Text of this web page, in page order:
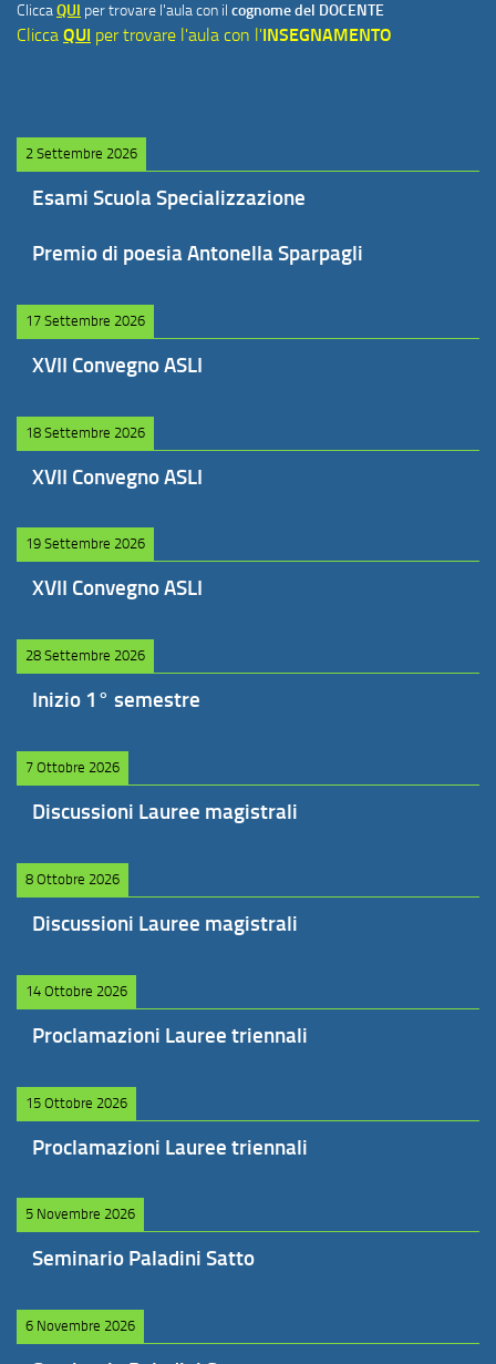
CliccaQUI per trovare l'aula con il cognome del DOCENTE
Clicca QUI per trovare l'aula con l'INSEGNAMENTO
2 Settembre 2026
Esami Scuola Specializzazione
Premio di poesia Antonella Sparpagli
17 Settembre 2026
XVII Convegno ASLI
18 Settembre 2026
XVII Convegno ASLI
19 Settembre 2026
XVII Convegno ASLI
28 Settembre 2026
Inizio 1° semestre
7 Ottobre 2026
Discussioni Lauree magistrali
8 Ottobre 2026
Discussioni Lauree magistrali
14 Ottobre 2026
Proclamazioni Lauree triennali
15 Ottobre 2026
Proclamazioni Lauree triennali
5 Novembre 2026
Seminario Paladini Satto
6 Novembre 2026